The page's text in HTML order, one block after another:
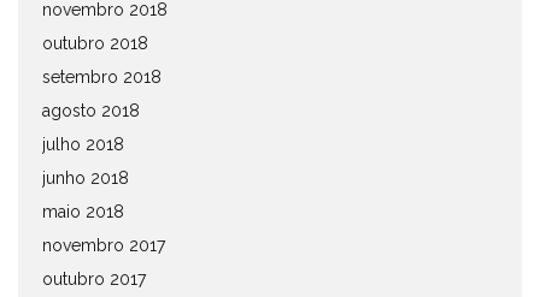
novembro 2018
outubro 2018
setembro 2018
agosto 2018
julho 2018
junho 2018
maio 2018
novembro 2017
outubro 2017